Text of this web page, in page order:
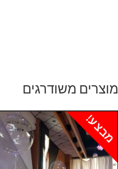
מוצרים משודרגים
מבצע!